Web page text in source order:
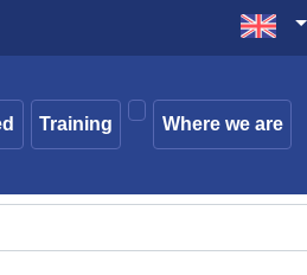
Training Where we are